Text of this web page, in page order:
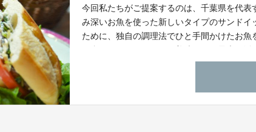
今回私たちがご提案するのは、千葉県を代
み深いお魚を使った新しいタイプのサンドイ
ために、独自の調理法でひと手間かけたお
じめとした新しい味と食感の商品で、日本
意）今回のプロジェクトは、商品の配送地